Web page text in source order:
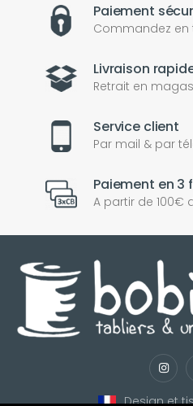
Paiement
Commandez en
Livraison
Retrait en
Service client
Par mail & par
Paiement en 3
A partir de 100€
Design et
notify_engine